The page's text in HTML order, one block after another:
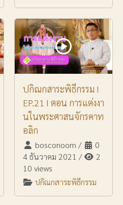
ปกิณกสาระพิธีกรรม I
EP.21 I ตอน การแต่งงา
นในพระศาสนจักรคาท
อลิก
bosconoom /
0
4 ธันวาคม 2021 /
2
10 views
ปกิณกสาระพิธีกรรม